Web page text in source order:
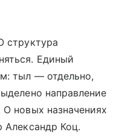
структура
Единый
тыл — отдельно,
направление
новых назначениях
Александр Коц.